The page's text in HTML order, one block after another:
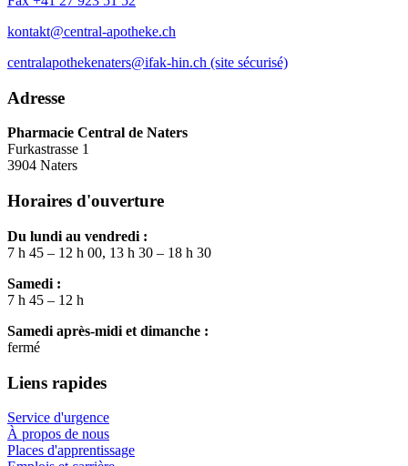
kontakt@central-apotheke.ch
centralapothekenaters@ifak-hin.ch (site sécurisé)
Adresse
Pharmacie Central de Naters
Furkastrasse 1
3904 Naters
Horaires d'ouverture
Du lundi au vendredi :
7 h 45 – 12 h 00, 13 h 30 – 18 h 30
Samedi :
7 h 45 – 12 h
Samedi après-midi et dimanche :
fermé
Liens rapides
Service d'urgence
À propos de nous
Places d'apprentissage